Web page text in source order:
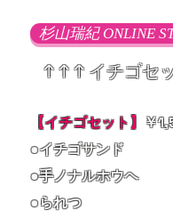
杉山瑞紀 ONLINE
↑ ↑ ↑ イチゴセ
【イチゴセット】
￥
●イチゴサンド
●手ノナルホウヘ​
●られつ